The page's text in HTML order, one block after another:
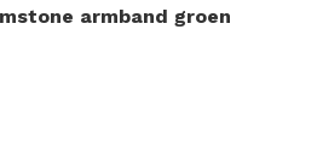
armband groen